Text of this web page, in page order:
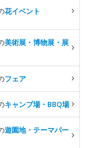
花イベント
美術展・博物展・展
フェア
キャンプ場・BBQ場
遊園地・テーマパー